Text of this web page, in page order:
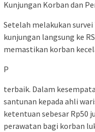
Kunjungan Korban dan
Setelah melakukan
kunjungan langsung ke
memastikan korban
P
terbaik. Dalam
santunan kepada ahli
ketentuan sebesar Rp50
perawatan bagi korban